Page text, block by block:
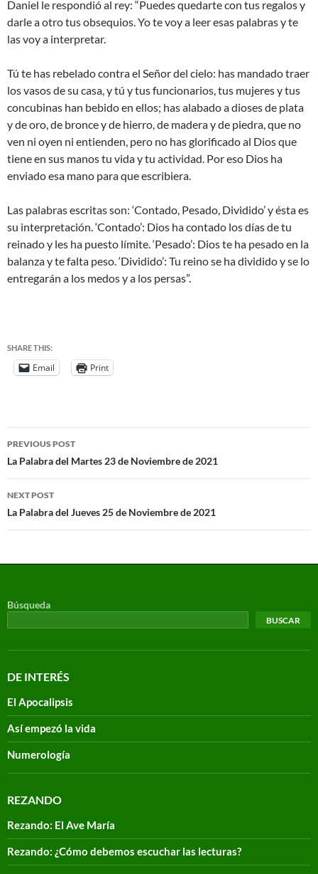
Daniel le respondió al rey: “Puedes quedarte con tus regalos y
darle a otro tus obsequios. Yo te voy a leer esas palabras y te
las voy a interpretar.
Tú te has rebelado contra el Señor del cielo: has mandado traer
los vasos de su casa, y tú y tus funcionarios, tus mujeres y tus
concubinas han bebido en ellos; has alabado a dioses de plata
y de oro, de bronce y de hierro, de madera y de piedra, que no
ven ni oyen ni entienden, pero no has glorificado al Dios que
tiene en sus manos tu vida y tu actividad. Por eso Dios ha
enviado esa mano para que escribiera.
Las palabras escritas son: ‘Contado, Pesado, Dividido’ y ésta es
su interpretación. ‘Contado’: Dios ha contado los días de tu
reinado y les ha puesto límite. ‘Pesado’: Dios te ha pesado en la
balanza y te falta peso. ‘Dividido’: Tu reino se ha dividido y se lo
entregarán a los medos y a los persas”.
SHARE THIS:
Email Print
PREVIOUS POST
La Palabra del Martes 23 de Noviembre de 2021
NEXT POST
La Palabra del Jueves 25 de Noviembre de 2021
Búsqueda
BUSCAR
DE INTERÉS
El Apocalipsis
Así empezó la vida
Numerología
REZANDO
Rezando: El Ave María
Rezando: ¿Cómo debemos escuchar las lecturas?